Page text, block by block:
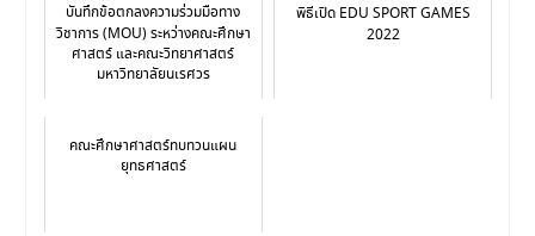
บันทึกข้อตกลงความร่วมมือทาง
วิชาการ (MOU) ระหว่างคณะศึกษา
ศาสตร์ และคณะวิทยาศาสตร์
มหาวิทยาลัยนเรศวร
พิธีเปิด EDU SPORT GAMES
2022
คณะศึกษาศาสตร์ทบทวนแผน
ยุทธศาสตร์